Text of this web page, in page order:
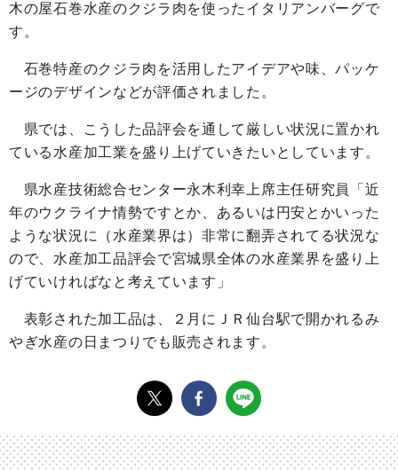
木の屋石巻水産のクジラ肉を使ったイタリアンバーグで
す。
石巻特産のクジラ肉を活用したアイデアや味、パッケ
ージのデザインなどが評価されました。
県では、こうした品評会を通して厳しい状況に置かれ
ている水産加工業を盛り上げていきたいとしています。
県水産技術総合センター永木利幸上席主任研究員「近
年のウクライナ情勢ですとか、あるいは円安とかいった
ような状況に（水産業界は）非常に翻弄されてる状況な
ので、水産加工品評会で宮城県全体の水産業界を盛り上
げていければなと考えています」
表彰された加工品は、２月にＪＲ仙台駅で開かれるみ
やぎ水産の日まつりでも販売されます。